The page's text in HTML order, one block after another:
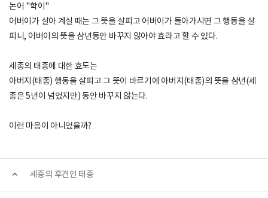
논어 "학이"
어버이가 살아 계실 때는 그 뜻을 살피고 어버이가 돌아가시면 그 행동을 살
피니, 어버이의 뜻을 삼년동안 바꾸지 않아야 효라고 할 수 있다.
세종의 태종에 대한 효도는
아버지(태종) 행동을 살피고 그 뜻이 바르기에 아버지(태종)의 뜻을 삼년(세
종은 5년이 넘었지만) 동안 바꾸지 않는다.
이런 마음이 아니었을까?
세종의 후견인 태종